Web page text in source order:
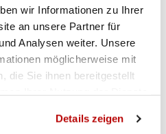
wir Informationen zu Ihrer
an unsere Partner für
Analysen weiter. Unsere
möglicherweise mit
die Sie ihnen bereitgestellt
Details zeigen